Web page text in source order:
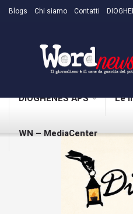
Blogs Chi siamo Contatti
DIOGHENES APS Le
WN – MediaCenter